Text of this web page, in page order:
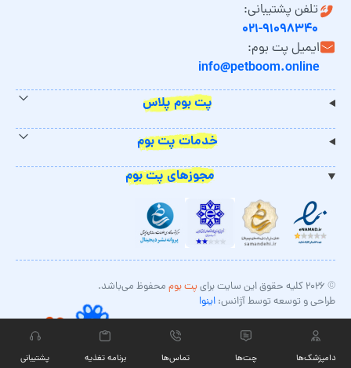
تلفن پشتیبانی:
۰۲۱-۹۱۰۹۸۳۴۰
ایمیل پت بوم:
info@petboom.online
پت بوم پلاس
خدمات پت بوم
مجوزهای پت بوم
© ۲۰۲۶ کلیه حقوق این سایت برای پت بوم محفوظ می‌باشد.
طراحی و توسعه توسط آژانس: اینوا
دامپزشک‌ها چت‏‌ها تماس‌ها برنامه تغذیه پشتیبانی